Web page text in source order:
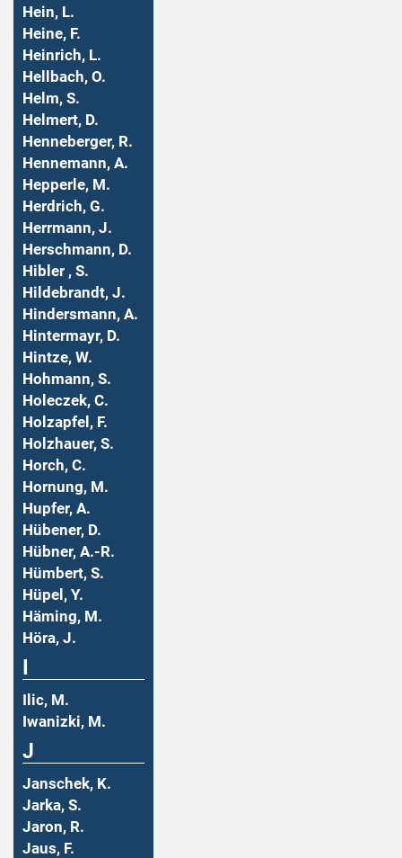
Hein, L.
Heine, F.
Heinrich, L.
Hellbach, O.
Helm, S.
Helmert, D.
Henneberger, R.
Hennemann, A.
Hepperle, M.
Herdrich, G.
Herrmann, J.
Herschmann, D.
Hibler , S.
Hildebrandt, J.
Hindersmann, A.
Hintermayr, D.
Hintze, W.
Hohmann, S.
Holeczek, C.
Holzapfel, F.
Holzhauer, S.
Horch, C.
Hornung, M.
Hupfer, A.
Hübener, D.
Hübner, A.-R.
Hümbert, S.
Hüpel, Y.
Häming, M.
Höra, J.
Ilic, M.
Iwanizki, M.
J
Janschek, K.
Jarka, S.
Jaron, R.
Jaus, F.